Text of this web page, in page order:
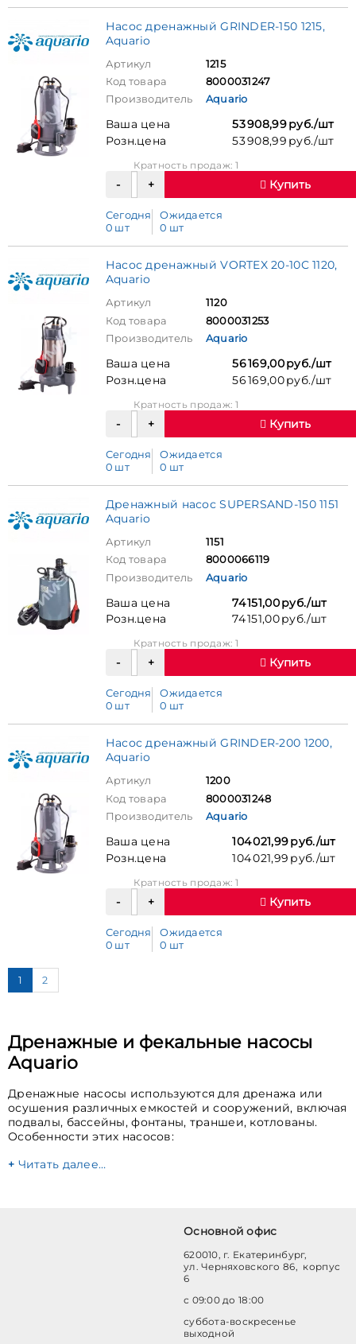
Насос дренажный GRINDER-150 1215,
Aquario
Артикул
1215
Код товара
8000031247
Производитель
Aquario
Ваша цена
53 908,99 руб./шт
Розн.цена
53 908,99 руб./шт
Кратность продаж: 1
Купить
Сегодня
0 шт
Ожидается
0 шт
Насос дренажный VORTEX 20-10C 1120,
Aquario
Артикул
1120
Код товара
8000031253
Производитель
Aquario
Ваша цена
56 169,00 руб./шт
Розн.цена
56 169,00 руб./шт
Кратность продаж: 1
Купить
Сегодня
0 шт
Ожидается
0 шт
Дренажный насос SUPERSAND-150 1151
Aquario
Артикул
1151
Код товара
8000066119
Производитель
Aquario
Ваша цена
74 151,00 руб./шт
Розн.цена
74 151,00 руб./шт
Кратность продаж: 1
Купить
Сегодня
0 шт
Ожидается
0 шт
Насос дренажный GRINDER-200 1200,
Aquario
Артикул
1200
Код товара
8000031248
Производитель
Aquario
Ваша цена
104 021,99 руб./шт
Розн.цена
104 021,99 руб./шт
Кратность продаж: 1
Купить
Сегодня
0 шт
Ожидается
0 шт
1 2
Дренажные и фекальные насосы
Aquario
Дренажные насосы используются для дренажа или
осушения различных емкостей и сооружений, включая
подвалы, бассейны, фонтаны, траншеи, котлованы.
Особенности этих насосов:
Читать далее…
Основной офис
620010, г. Екатеринбург,
ул. Черняховского 86, корпус
6
с 09:00 до 18:00
суббота-воскресенье
выходной